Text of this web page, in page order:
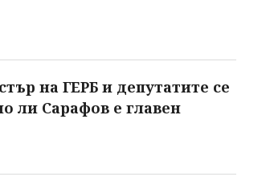
на ГЕРБ и депутатите се
ли Сарафов е главен